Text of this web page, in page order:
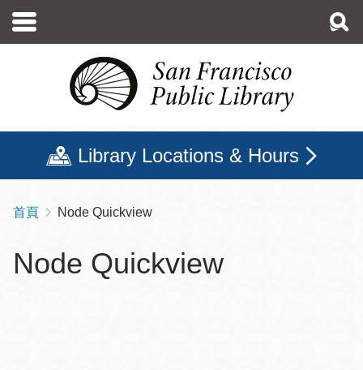
至
Library Locations & Hours
導
連
首頁 Node Quickview
Node Quickview